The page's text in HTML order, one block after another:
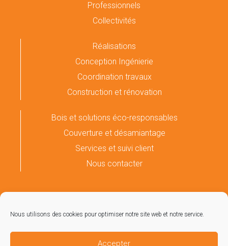
Nous utilisons des cookies pour optimiser notre site web et notre service.
Accepter
Professionnels
Collectivités
Réalisations
Conception Ingénierie
Coordination travaux
Construction et rénovation
Bois et solutions éco-responsables
Couverture et désamiantage
Services et suivi client
Nous contacter
Zone Industrielle du Couserans – 09190 Lorp Sentaraille